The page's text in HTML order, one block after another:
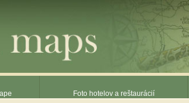
Foto hotelov a reštaurácií